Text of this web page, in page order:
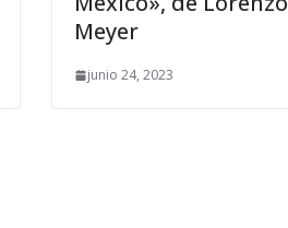
Meyer
junio 24, 2023